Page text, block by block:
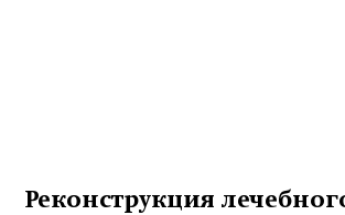
Реконструкция